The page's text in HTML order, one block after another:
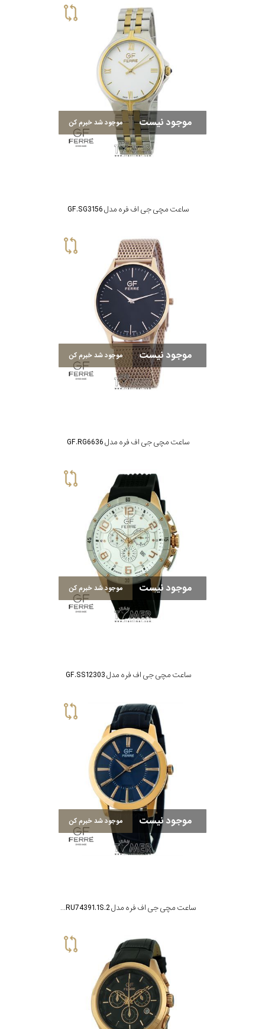
موجود نیست موجود شد خبرم کن
ساعت مچی جی اف فره مدل GF.SG3156
موجود نیست موجود شد خبرم کن
ساعت مچی جی اف فره مدل GF.RG6636
موجود نیست موجود شد خبرم کن
ساعت مچی جی اف فره مدل GF.SS12303
موجود نیست موجود شد خبرم کن
ساعت مچی جی اف فره مدل GF.RU74391.1S.2